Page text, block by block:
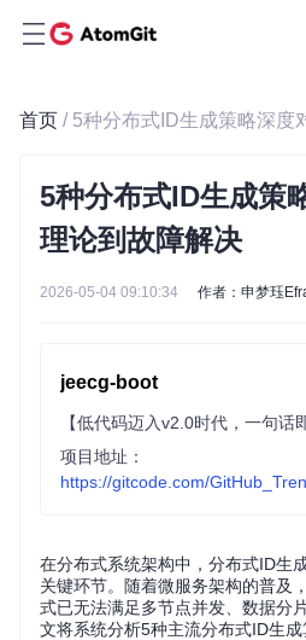
首页 / 5种分布式ID生成策略深度
5种分布式ID生成策
理论到故障解决
2026-05-04 09:10:34 作者：申梦珏
jeecg-boot
项目地址：
https://gitcode.com/
在分布式系统架构中，分布式ID生
关键环节。随着微服务架构的普及
式已无法满足多节点并发、数据分
文将系统分析5种主流分布式ID生